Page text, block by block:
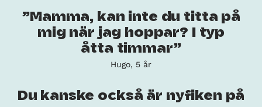
Mamma, kan inte du titta på
mig när jag hoppar? I typ
åtta timmar
Hugo, 5 år
Du kanske också är nyfiken på